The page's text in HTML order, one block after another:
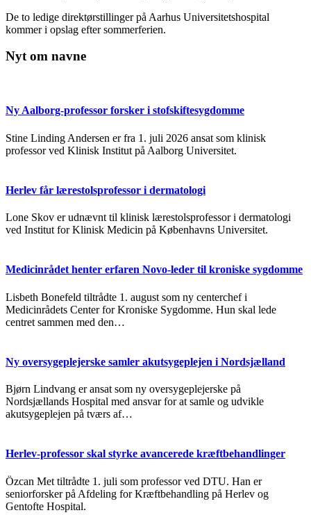
De to ledige direktørstillinger på Aarhus Universitetshospital
kommer i opslag efter sommerferien.
Nyt om navne
Ny Aalborg-professor forsker i stofskiftesygdomme
Stine Linding Andersen er fra 1. juli 2026 ansat som klinisk
professor ved Klinisk Institut på Aalborg Universitet.
Herlev får lærestolsprofessor i dermatologi
Lone Skov er udnævnt til klinisk lærestolsprofessor i dermatologi
ved Institut for Klinisk Medicin på Københavns Universitet.
Medicinrådet henter erfaren Novo-leder til kroniske sygdomme
Lisbeth Bonefeld tiltrådte 1. august som ny centerchef i
Medicinrådets Center for Kroniske Sygdomme. Hun skal lede
centret sammen med den…
Ny oversygeplejerske samler akutsygeplejen i Nordsjælland
Bjørn Lindvang er ansat som ny oversygeplejerske på
Nordsjællands Hospital med ansvar for at samle og udvikle
akutsygeplejen på tværs af…
Herlev-professor skal styrke avancerede kræftbehandlinger
Özcan Met tiltrådte 1. juli som professor ved DTU. Han er
seniorforsker på Afdeling for Kræftbehandling på Herlev og
Gentofte Hospital.